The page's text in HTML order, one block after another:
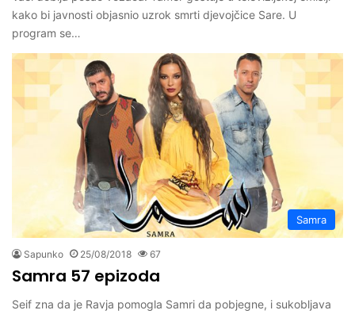
kako bi javnosti objasnio uzrok smrti djevojčice Sare. U
program se…
Samra
Sapunko 25/08/2018 67
Samra 57 epizoda
Seif zna da je Ravja pomogla Samri da pobjegne, i sukobljava